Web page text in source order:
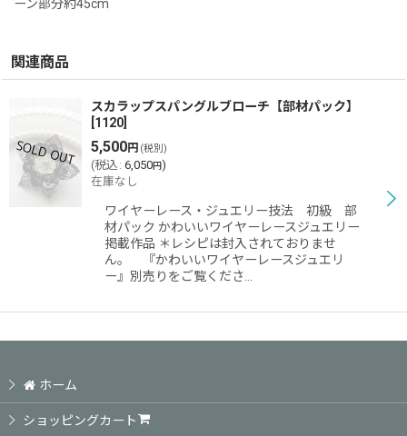
ーン部分約45cm
関連商品
スカラップスパングルブローチ【部材パック】
1120
5,500円 (税別)
(税込 : 6,050円)
在庫なし
ワイヤーレース・ジュエリー技法 初級 部
材パック かわいいワイヤーレースジュエリー
掲載作品 ＊レシピは封入されておりませ
ん。 『かわいいワイヤーレースジュエリ
ー』別売りをご覧くださ…
ホーム
ショッピングカート